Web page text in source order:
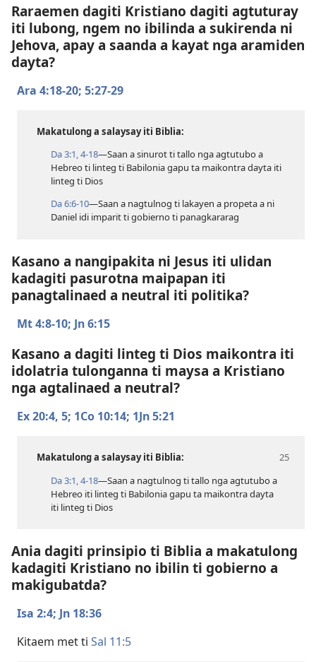
Raraemen dagiti Kristiano dagiti agtuturay
iti lubong, ngem no ibilinda a sukirenda ni
Jehova, apay a saanda a kayat nga aramiden
dayta?
Ara 4:​18-20; 5:​27-29
Makatulong a salaysay iti Biblia:
Da 3:​1,4-18—Saan a sinurot ti tallo nga agtutubo a
Hebreo ti linteg ti Babilonia gapu ta maikontra dayta iti
linteg ti Dios
Da 6:​6-10—Saan a nagtulnog ti lakayen a propeta a ni
Daniel idi imparit ti gobierno ti panagkararag
Kasano a nangipakita ni Jesus iti ulidan
kadagiti pasurotna maipapan iti
panagtalinaed a neutral iti politika?
Mt 4:​8-10; Jn 6:15
Kasano a dagiti linteg ti Dios maikontra iti
idolatria tulonganna ti maysa a Kristiano
nga agtalinaed a neutral?
Ex 20:​4, 5; 1Co 10:14; 1Jn 5:21
Makatulong a salaysay iti Biblia:
Da 3:​1,4-18—Saan a nagtulnog ti tallo nga agtutubo a
Hebreo iti linteg ti Babilonia gapu ta maikontra dayta
iti linteg ti Dios
Ania dagiti prinsipio ti Biblia a makatulong
kadagiti Kristiano no ibilin ti gobierno a
makigubatda?
Isa 2:4; Jn 18:36
Kitaem met ti Sal 11:5